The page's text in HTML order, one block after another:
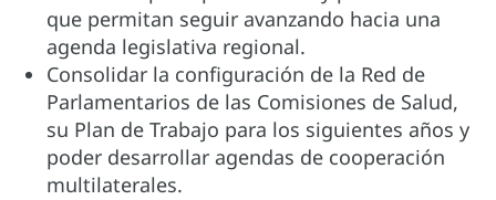
que permitan seguir avanzando hacia una
agenda legislativa regional.
Consolidar la configuración de la Red de
Parlamentarios de las Comisiones de Salud,
su Plan de Trabajo para los siguientes años y
poder desarrollar agendas de cooperación
multilaterales.